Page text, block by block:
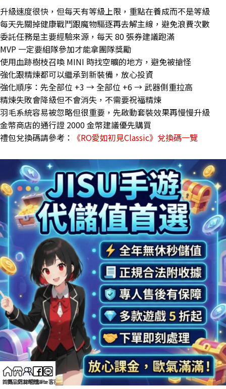
升級速度很快，但每天有等級上限，重點在養成而不是等級
每天先關掉健康戰鬥跟魔物驅逐再去解主線，避免浪費次數
委託任務是主要經驗來源，每天 80 張券建議跑滿
MVP 一定要組隊參加才能拿團隊獎勵
使用血跡樹枝召喚 MINI 時找空曠的地方，避免被搶怪
強化跟精煉都可以繼承到新裝備，放心投資
強化順序：先全部位 +3 → 全部位 +6 → 武器側重拉高
精煉失敗會降級但不會消失，不需要祝福精煉
羽毛系統容易被忽略但很重要，先啟動套裝效果再慢慢升級
金幣商店的通行證 2000 金幣建議優先購買
禮包兌換碼請參考： 《RO愛如初見Classic》兌換碼一覽
首頁
商品目錄交友軟體官方Fb
Line客服